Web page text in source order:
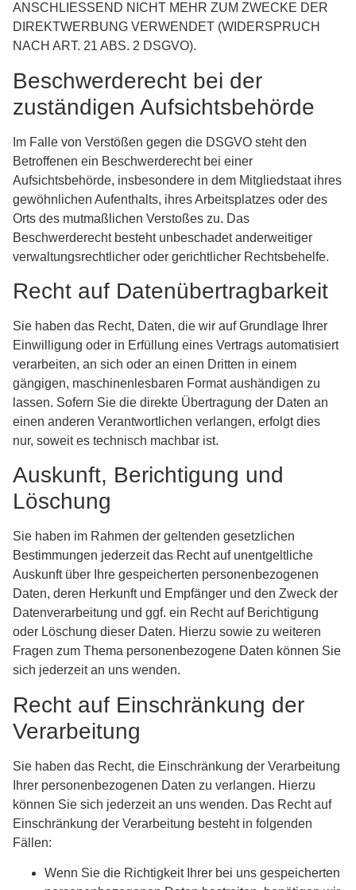
ANSCHLIESSEND NICHT MEHR ZUM ZWECKE DER
DIREKTWERBUNG VERWENDET (WIDERSPRUCH
NACH ART. 21 ABS. 2 DSGVO).
Beschwerde­recht bei der
zuständigen Aufsichts­behörde
Im Falle von Verstößen gegen die DSGVO steht den
Betroffenen ein Beschwerderecht bei einer
Aufsichtsbehörde, insbesondere in dem Mitgliedstaat ihres
gewöhnlichen Aufenthalts, ihres Arbeitsplatzes oder des
Orts des mutmaßlichen Verstoßes zu. Das
Beschwerderecht besteht unbeschadet anderweitiger
verwaltungsrechtlicher oder gerichtlicher Rechtsbehelfe.
Recht auf Daten­übertrag­barkeit
Sie haben das Recht, Daten, die wir auf Grundlage Ihrer
Einwilligung oder in Erfüllung eines Vertrags automatisiert
verarbeiten, an sich oder an einen Dritten in einem
gängigen, maschinenlesbaren Format aushändigen zu
lassen. Sofern Sie die direkte Übertragung der Daten an
einen anderen Verantwortlichen verlangen, erfolgt dies
nur, soweit es technisch machbar ist.
Auskunft, Berichtigung und
Löschung
Sie haben im Rahmen der geltenden gesetzlichen
Bestimmungen jederzeit das Recht auf unentgeltliche
Auskunft über Ihre gespeicherten personenbezogenen
Daten, deren Herkunft und Empfänger und den Zweck der
Datenverarbeitung und ggf. ein Recht auf Berichtigung
oder Löschung dieser Daten. Hierzu sowie zu weiteren
Fragen zum Thema personenbezogene Daten können Sie
sich jederzeit an uns wenden.
Recht auf Einschränkung der
Verarbeitung
Sie haben das Recht, die Einschränkung der Verarbeitung
Ihrer personenbezogenen Daten zu verlangen. Hierzu
können Sie sich jederzeit an uns wenden. Das Recht auf
Einschränkung der Verarbeitung besteht in folgenden
Fällen:
Wenn Sie die Richtigkeit Ihrer bei uns gespeicherten